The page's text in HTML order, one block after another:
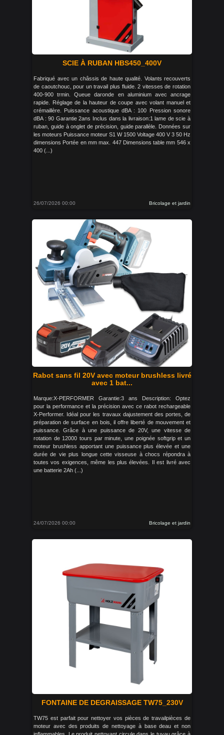
SCIE À RUBAN HBS450_400V
Fabriqué avec un châssis de haute qualité. Volants recouverts
de caoutchouc, pour un travail plus fluide. 2 vitesses de rotation
400-900 trmin. Queue daronde en aluminium avec ancrage
rapide. Réglage de la hauteur de coupe avec volant manuel et
crémaillère. Puissance acoustique dBA : 100 Pression sonore
dBA : 90 Garantie 2ans Inclus dans la livraison:1 lame de scie à
ruban, guide à onglet de précision, guide parallèle. Données sur
les moteurs Puissance moteur S1 W 1500 Voltage 400 V 3 50 Hz
dimensions Portée en mm max. 447 Dimensions table mm 546 x
400 (...)
26/07/2026 00:00 Bricolage et jardin
Rabot sans fil 20V avec moteur brushless livré
avec 1 bat...
Marque:X-PERFORMER Garantie:3 ans Description: Optez
pour la performance et la précision avec ce rabot rechargeable
X-Performer. Idéal pour les travaux dajustement des portes, de
préparation de surface en bois, il offre liberté de mouvement et
puissance. Grâce à une puissance de 20V, une vitesse de
rotation de 12000 tours par minute, une poignée softgrip et un
moteur brushless apportant une puissance plus élevée et une
durée de vie plus longue cette visseuse à chocs répondra à
toutes vos exigences, même les plus élevées. Il est livré avec
une batterie 2Ah (...)
24/07/2026 00:00 Bricolage et jardin
FONTAINE DE DEGRAISSAGE TW75_230V
TW75 est parfait pour nettoyer vos pièces de travailpièces de
moteur avec des produits de nettoyage à base deau et non